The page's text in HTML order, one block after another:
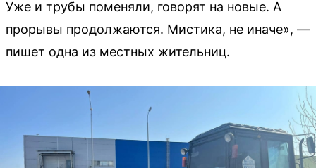
Уже и трубы поменяли, говорят на новые. А
прорывы продолжаются. Мистика, не иначе», —
пишет одна из местных жительниц.